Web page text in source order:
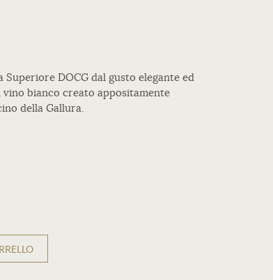
DOCG dal gusto elegante ed
bianco creato appositamente
della Gallura.